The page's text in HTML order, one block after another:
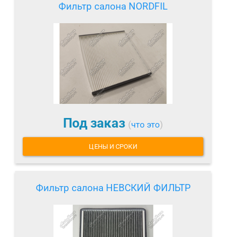
Фильтр салона NORDFIL
Под заказ (что это)
ЦЕНЫ И СРОКИ
Фильтр салона НЕВСКИЙ ФИЛЬТР